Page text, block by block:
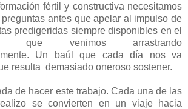
fértil y constructiva necesitamos
antes que apelar al impulso de
predigeridas siempre disponibles en el
que venimos arrastrando
Un baúl que cada día nos va
resulta demasiado oneroso sostener.
de hacer este trabajo. Cada una de las
se convierten en un viaje hacia